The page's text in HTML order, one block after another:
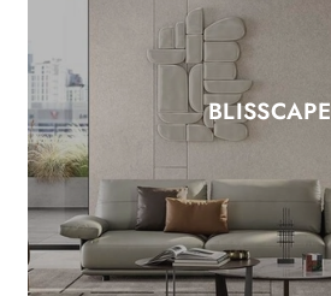
BLISSCAPE